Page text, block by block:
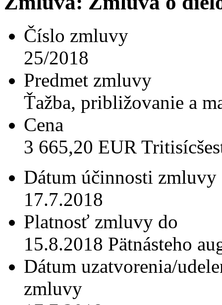
Číslo zmluvy
25/2018
Predmet zmluvy
Ťažba, približovanie a
Cena
3 665,20 EUR
Dátum účinnosti zmluvy
17.7.2018
Platnosť zmluvy do
15.8.2018 Pätnásteho
Dátum uzatvorenia/
zmluvy